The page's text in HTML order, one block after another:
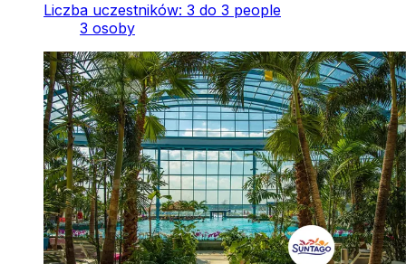
Liczba uczestników: 3 do 3 people
3 osoby